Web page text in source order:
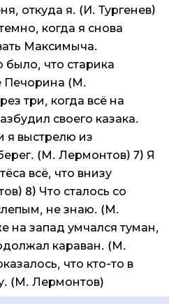
откуда я. (И. Тургенев)
когда я снова
Максимыча.
что старика
Печорина (М.
три, когда всё на
своего казака.
я выстрелю из
(М. Лермонтов) 7) Я
всё, что внизу
8) Что сталось со
не знаю. (М.
на запад умчался туман,
караван. (М.
что кто-то в
(М. Лермонтов)